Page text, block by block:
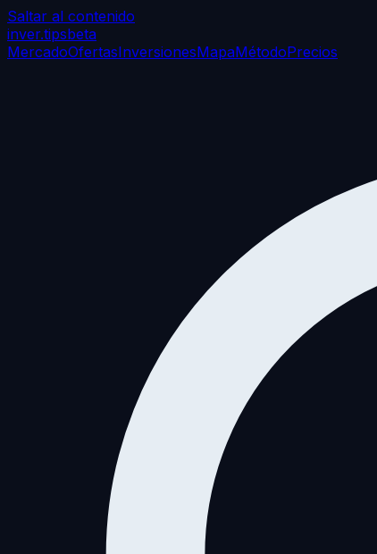
Saltar al contenido
inver.tipsbeta
MercadoOfertasInversionesMapaMétodoPrecios